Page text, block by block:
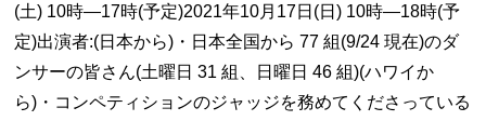
(土) 10時―17時(予定)2021年10月17日(日) 10時―18時(予
定)出演者:(日本から)・日本全国から 77 組(9/24 現在)のダ
ンサーの皆さん(土曜日 31 組、日曜日 46 組)(ハワイか
ら)・コンペティションのジャッジを務めてくださっている